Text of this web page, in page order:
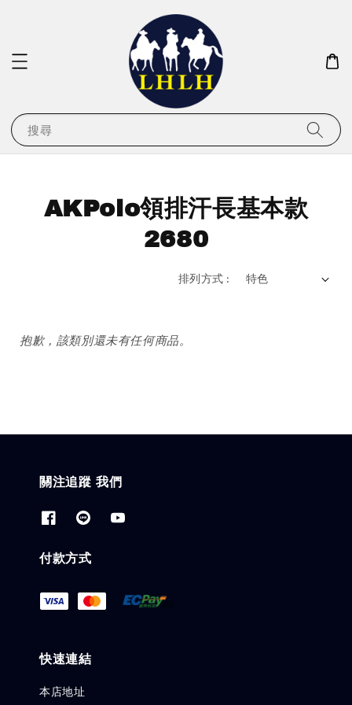
搜尋
AKPolo領排汗長基本款
2680
排列方式 :
抱歉，該類別還未有任何商品。
關注追蹤 我們
付款方式
快速連結
本店地址